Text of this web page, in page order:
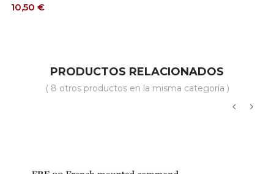
Precio
10,50 €
PRODUCTOS RELACIONADOS
( 8 otros productos en la misma categoría )